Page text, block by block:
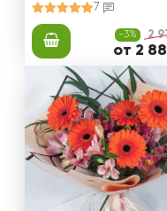
7
-3% 2
от 2